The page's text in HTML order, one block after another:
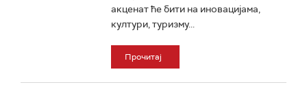
акценат ће бити на иновацијама,
култури, туризму...
Прочитај